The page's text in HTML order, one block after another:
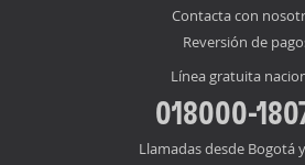
Contacta con
Reversión de
Línea gratuita
018000-
Llamadas desde Bogotá